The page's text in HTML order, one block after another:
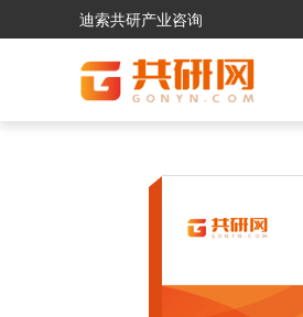
迪索共研产业咨询